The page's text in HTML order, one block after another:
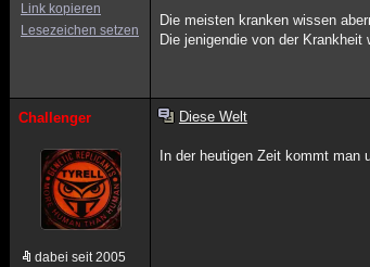
Link kopieren
Lesezeichen setzen
Die meisten kranken wissen
Die jenigendie von der Krankheit
Challenger
dabei seit 2005
Diese Welt
In der heutigen Zeit kommt